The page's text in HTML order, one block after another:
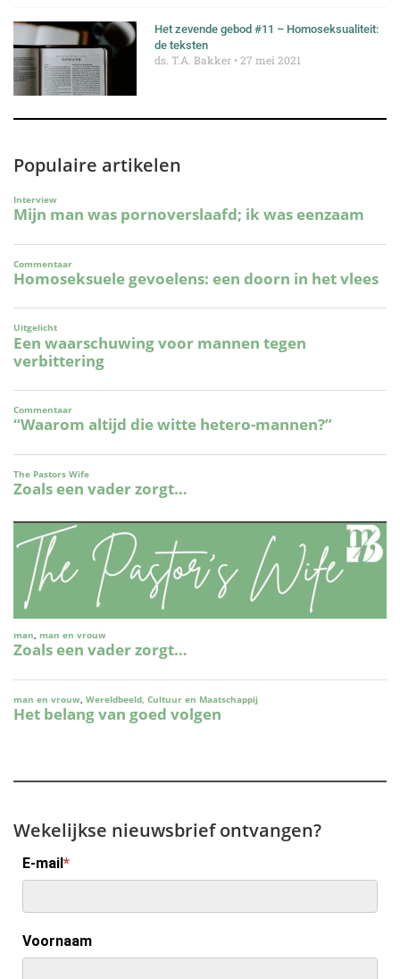
Het zevende gebod #11 – Homoseksualiteit:
de teksten
ds. T.A. Bakker 27 mei 2021
Populaire artikelen
Wekelijkse nieuwsbrief ontvangen?